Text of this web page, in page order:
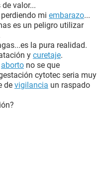
valor...
mi embarazo...
es un peligro utilizar
la pura realidad.
y curetaje.
aborto no se que
cytotec seria muy
de vigilancia un raspado